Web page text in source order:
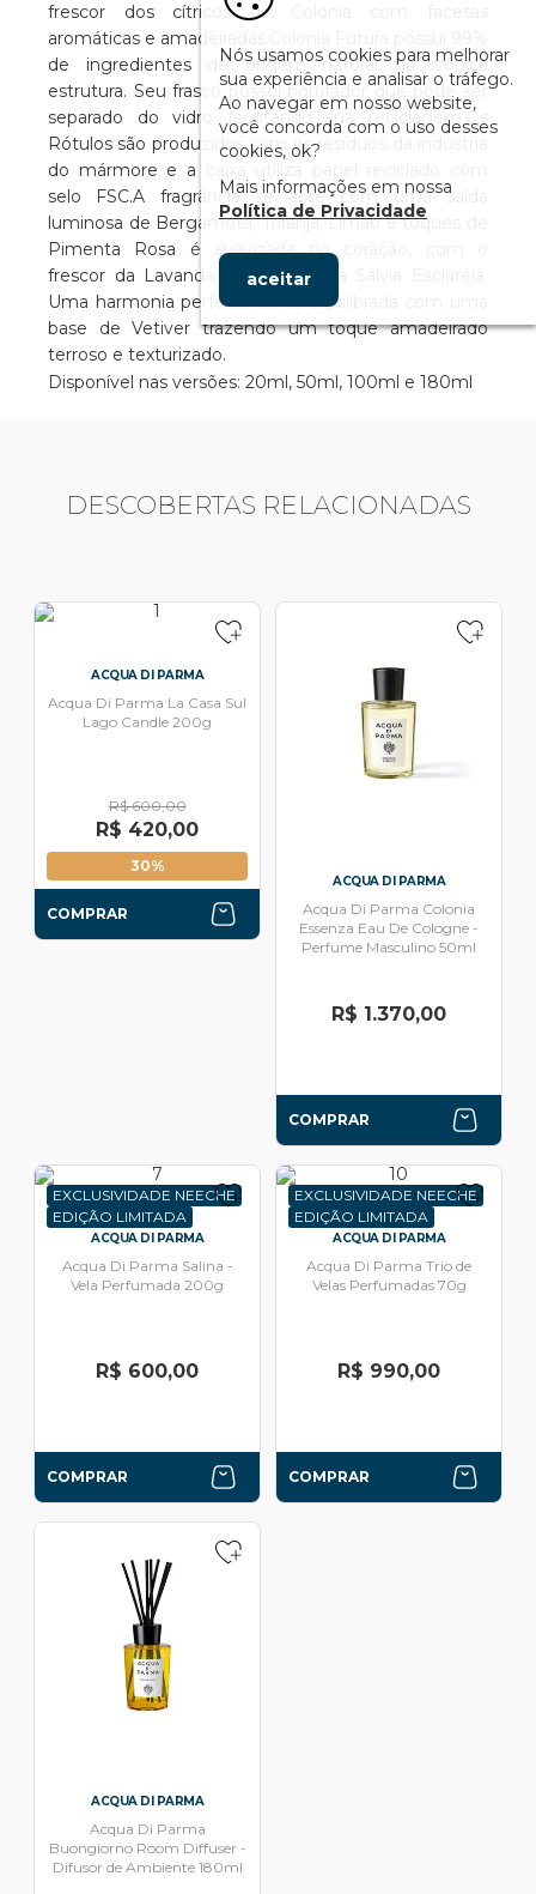
frescor dos cítricos de Colonia com facetas
aromáticas e amadeiradas.Colonia Futura possui 99%
de ingredientes de origem natural na icônica
estrutura. Seu frasco possui borrifador que pode ser
separado do vidro facilitando sua reciclagem.Os
Rótulos são produzidos com os resíduos da indústria
do mármore e a caixa utiliza papel reciclado com
selo FSC.A fragrância se abre com uma saída
luminosa de Bergamota, Toranja, Limão e toques de
Pimenta Rosa é suavizada no coração, com o
frescor da Lavanda e a aromática Sálvia Esclaréia.
Uma harmonia perfeitamente equilibrada com uma
base de Vetiver trazendo um toque amadeirado
terroso e texturizado.
Disponível nas versões: 20ml, 50ml, 100ml e 180ml
DESCOBERTAS RELACIONADAS
ACQUA DI PARMA
Acqua Di Parma La Casa Sul
Lago Candle 200g
R$ 600,00
R$ 420,00
30%
COMPRAR
ACQUA DI PARMA
Acqua Di Parma Colonia
Essenza Eau De Cologne -
Perfume Masculino 50ml
R$ 1.370,00
COMPRAR
EXCLUSIVIDADE NEECHE
EDIÇÃO LIMITADA
ACQUA DI PARMA
Acqua Di Parma Salina -
Vela Perfumada 200g
R$ 600,00
COMPRAR
EXCLUSIVIDADE NEECHE
EDIÇÃO LIMITADA
ACQUA DI PARMA
Acqua Di Parma Trio de
Velas Perfumadas 70g
R$ 990,00
COMPRAR
ACQUA DI PARMA
Acqua Di Parma
Buongiorno Room Diffuser -
Difusor de Ambiente 180ml
Nós usamos cookies para melhorar
sua experiência e analisar o tráfego.
Ao navegar em nosso website,
você concorda com o uso desses
cookies, ok?
Mais informações em nossa
Política de Privacidade
aceitar